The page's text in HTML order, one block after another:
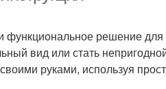
функциональное решение
вид или стать
руками, используя